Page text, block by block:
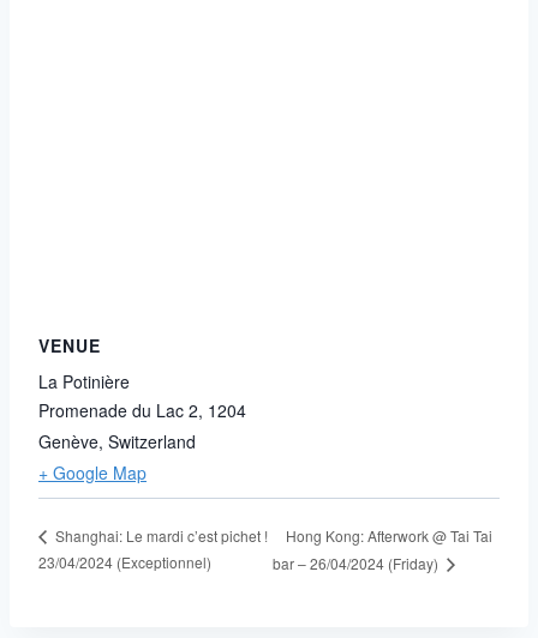
VENUE
La Potinière
Promenade du Lac 2, 1204
Genève, Switzerland
+ Google Map
Shanghai: Le mardi c’est pichet !
23/04/2024 (Exceptionnel)
Hong Kong: Afterwork @ Tai Tai
bar – 26/04/2024 (Friday)